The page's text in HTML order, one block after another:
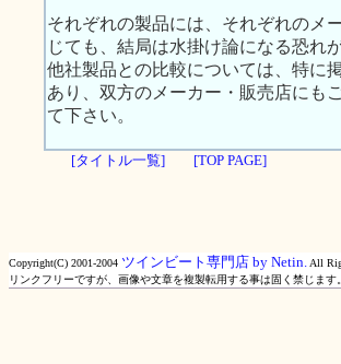
それぞれの製品には、それぞれのメ
じても、結局は水掛け論になる恐れ
他社製品との比較については、特に
あり、双方のメーカー・販売店にも
て下さい。
[タイトル一覧] [TOP PAGE]
Copyright(C) 2001-2004 ツインビート専門店 by Netin. All
リンクフリーですが、画像や文章を複製転用する事は固く禁じます。